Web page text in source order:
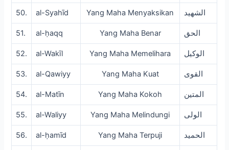
50. al-Syahīd Yang Maha Menyaksikan الشهيد
51. al-ḥaqq Yang Maha Benar الحق
52. al-Wakīl Yang Maha Memelihara الوكيل
53. al-Qawiyy Yang Maha Kuat القوى
54. al-Matīn Yang Maha Kokoh المتين
55. al-Waliyy Yang Maha Melindungi الولى
56. al-ḥamīd Yang Maha Terpuji الحميد